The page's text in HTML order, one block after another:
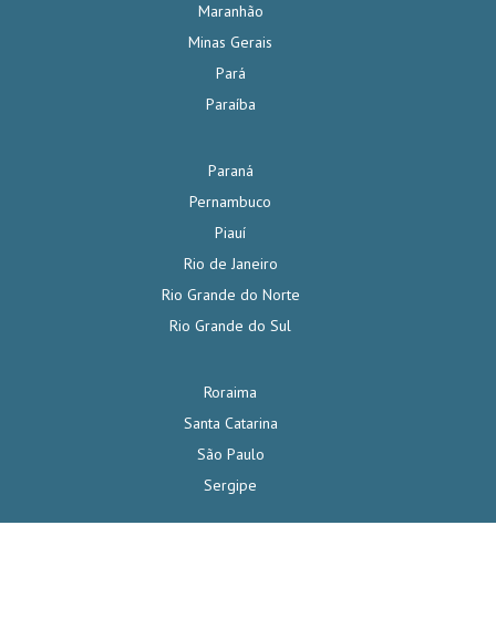
Maranhão
Minas Gerais
Pará
Paraíba
Paraná
Pernambuco
Piauí
Rio de Janeiro
Rio Grande do Norte
Rio Grande do Sul
Roraima
Santa Catarina
São Paulo
Sergipe